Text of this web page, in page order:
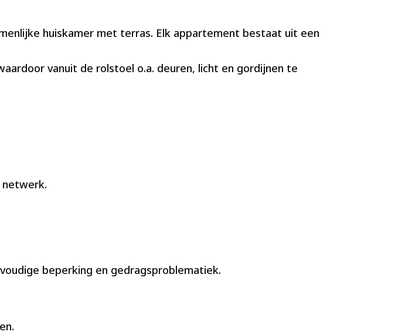
huiskamer met terras. Elk appartement bestaat uit een
vanuit de rolstoel o.a. deuren, licht en gordijnen te
netwerk.
beperking en gedragsproblematiek.